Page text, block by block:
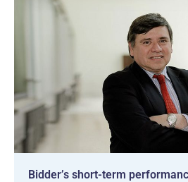
Bidder’s short-term